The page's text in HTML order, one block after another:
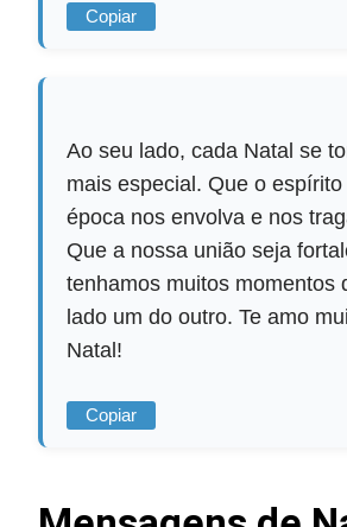
Copiar
Ao seu lado, cada Natal se
mais especial. Que o
época nos envolva e nos
Que a nossa união seja
tenhamos muitos momentos
lado um do outro. Te amo
Natal!
Copiar